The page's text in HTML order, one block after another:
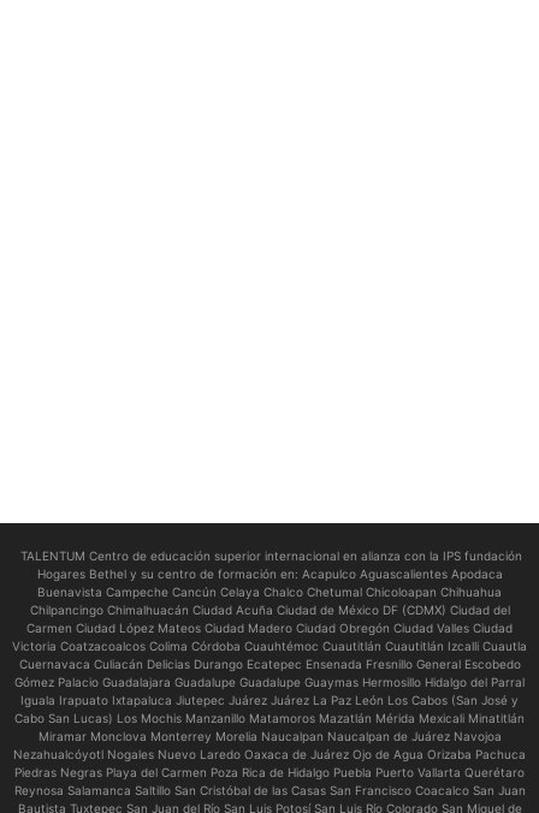
TALENTUM Centro de educación superior internacional en alianza con la IPS fundación
Hogares Bethel y su centro de formación en: Acapulco Aguascalientes Apodaca
Buenavista Campeche Cancún Celaya Chalco Chetumal Chicoloapan Chihuahua
Chilpancingo Chimalhuacán Ciudad Acuña Ciudad de México DF (CDMX) Ciudad del
Carmen Ciudad López Mateos Ciudad Madero Ciudad Obregón Ciudad Valles Ciudad
Victoria Coatzacoalcos Colima Córdoba Cuauhtémoc Cuautitlán Cuautitlán Izcalli Cuautla
Cuernavaca Culiacán Delicias Durango Ecatepec Ensenada Fresnillo General Escobedo
Gómez Palacio Guadalajara Guadalupe Guadalupe Guaymas Hermosillo Hidalgo del Parral
Iguala Irapuato Ixtapaluca Jiutepec Juárez Juárez La Paz León Los Cabos (San José y
Cabo San Lucas) Los Mochis Manzanillo Matamoros Mazatlán Mérida Mexicali Minatitlán
Miramar Monclova Monterrey Morelia Naucalpan Naucalpan de Juárez Navojoa
Nezahualcóyotl Nogales Nuevo Laredo Oaxaca de Juárez Ojo de Agua Orizaba Pachuca
Piedras Negras Playa del Carmen Poza Rica de Hidalgo Puebla Puerto Vallarta Querétaro
Reynosa Salamanca Saltillo San Cristóbal de las Casas San Francisco Coacalco San Juan
Bautista Tuxtepec San Juan del Río San Luis Potosí San Luis Río Colorado San Miguel de